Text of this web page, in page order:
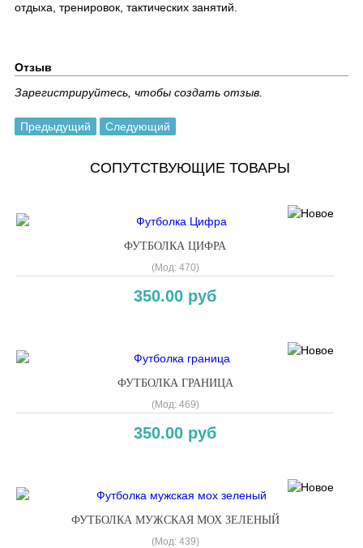
отдыха, тренировок, тактических занятий.
Отзыв
Зарегистрируйтесь, чтобы создать отзыв.
Предыдущий Следующий
СОПУТСТВУЮЩИЕ ТОВАРЫ
ФУТБОЛКА ЦИФРА
(Мод: 470)
350.00 руб
ФУТБОЛКА ГРАНИЦА
(Мод: 469)
350.00 руб
ФУТБОЛКА МУЖСКАЯ МОХ ЗЕЛЕНЫЙ
(Мод: 439)